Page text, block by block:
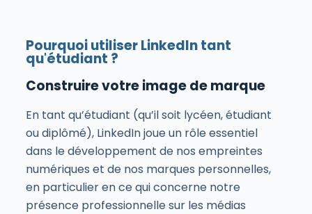
Pourquoi utiliser LinkedIn tant
qu'étudiant ?
Construire votre image de marque
En tant qu’étudiant (qu’il soit lycéen, étudiant
ou diplômé), LinkedIn joue un rôle essentiel
dans le développement de nos empreintes
numériques et de nos marques personnelles,
en particulier en ce qui concerne notre
présence professionnelle sur les médias